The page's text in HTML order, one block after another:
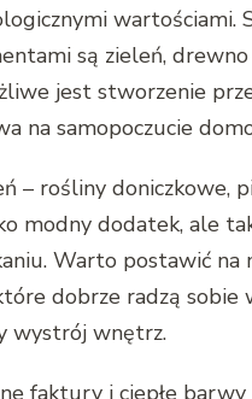
wartościami.
są zieleń,
jest stworzenie
na samopoczucie
– rośliny doniczkowe,
modny dodatek, ale
Warto postawić na
dobrze radzą sobie
wystrój wnętrz.